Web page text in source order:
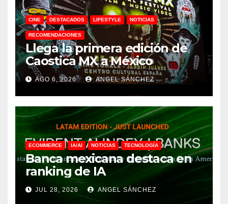
CINE DESTACADOS LIFESTYLE NOTICIAS
RECOMENDACIONES
Llega la primera edición de
Caostica MX a México
AGO 6, 2026 ANGEL SÁNCHEZ
ECOMMERCE IA/AI NOTICIAS TECNOLOGÍA
Banca mexicana destaca en
ranking de IA
JUL 28, 2026 ANGEL SÁNCHEZ